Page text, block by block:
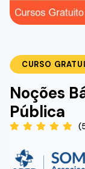
CURSO
Noções
Pública